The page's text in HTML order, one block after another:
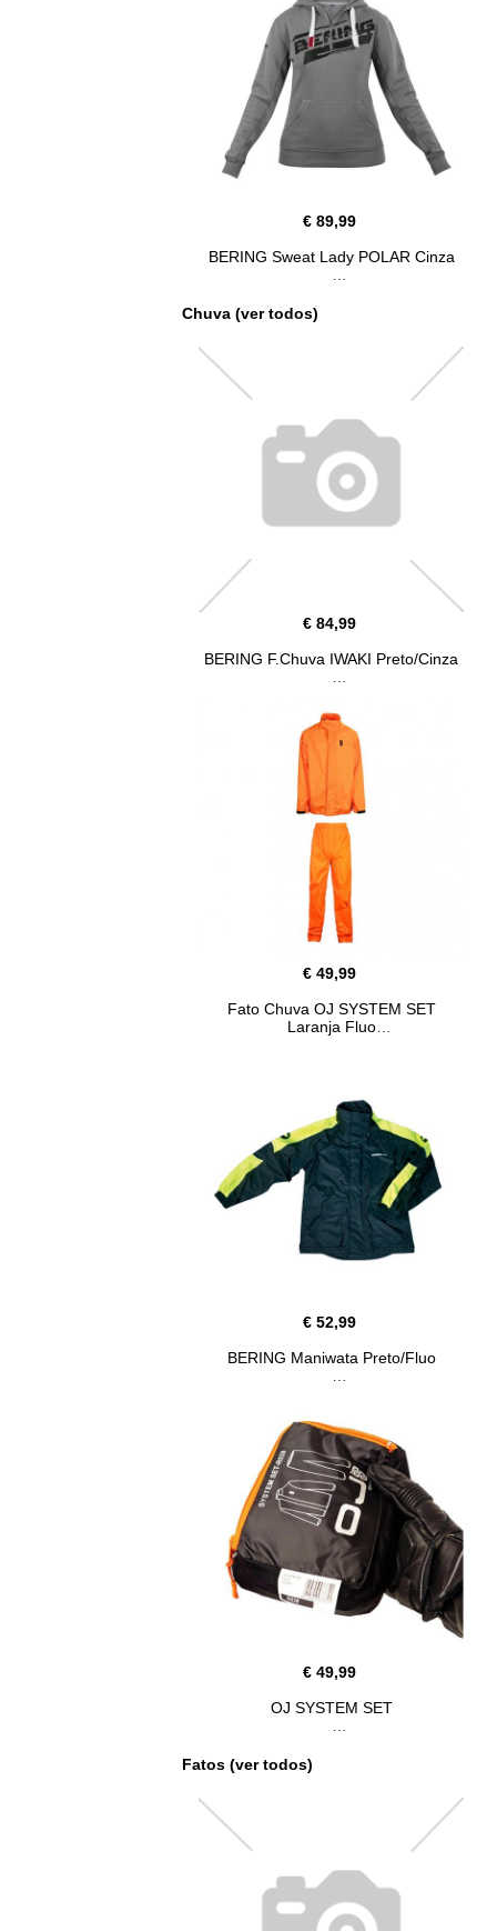
€ 89,99
BERING Sweat Lady POLAR Cinza
Chuva (ver todos)
€ 84,99
BERING F.Chuva IWAKI Preto/Cinza
€ 49,99
Fato Chuva OJ SYSTEM SET
Laranja Fluo
€ 52,99
BERING Maniwata Preto/Fluo
€ 49,99
OJ SYSTEM SET
Fatos (ver todos)